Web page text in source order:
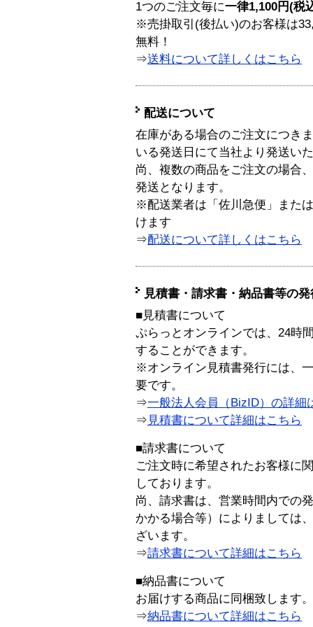
1つのご注文毎に一律1,100円(税
※売掛取引(後払い)のお客様は
無料！
⇒送料について詳しくはこちら
配送について
在庫がある場合のご注文につき
いる発送日にて当社より発送い
尚、複数の商品をご注文の場合
発送となります。
※配送業者は「佐川急便」また
けます
⇒配送について詳しくはこちら
見積書・請求書・納品書等の
■見積書について
ぷらっとオンラインでは、24時
することができます。
※オンライン見積書発行には、
要です。
⇒一般法人会員（BizID）の詳細
⇒ 見積書について詳細はこちら
■請求書について
ご注文時に希望されたお客様に
しております。
尚、請求書は、営業時間内での
かかる場合等）によりましては
ざいます。
⇒請求書について詳細はこちら
■納品書について
お届けする商品に同梱致します。
⇒納品書について詳細はこちら